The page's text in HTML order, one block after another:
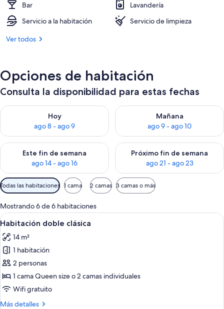
Bar
Lavandería
Servicio a la habitación
Servicio de limpieza
Ver todos
Opciones de habitación
Consulta la disponibilidad para estas fechas
Hoy
ago 8 - ago 9
Consulta la disponibilidad para hoy ago 8 - ago 9
Mañana
ago 9 - ago 10
Consulta la disponibilidad
Este fin de semana
ago 14 - ago 16
Consulta la disponibilidad para este fin de semana ago 14 -
Próximo fin de semana
ago 21 - ago 23
Consulta la disponibilidad
Filtros
disponibles
para
las
habitaciones
Todas las habitaciones 1 cama 2 camas 3 camas o más
Mostrando 6 de 6 habitaciones
Ver
todas
las
fotos
de
Habitación
doble
Habitación de hotel con dos camas,
9
Habitación doble clásica
14 m²
1 habitación
2 personas
1 cama Queen size o 2 camas individuales
Wifi gratuito
Más detalles
Más